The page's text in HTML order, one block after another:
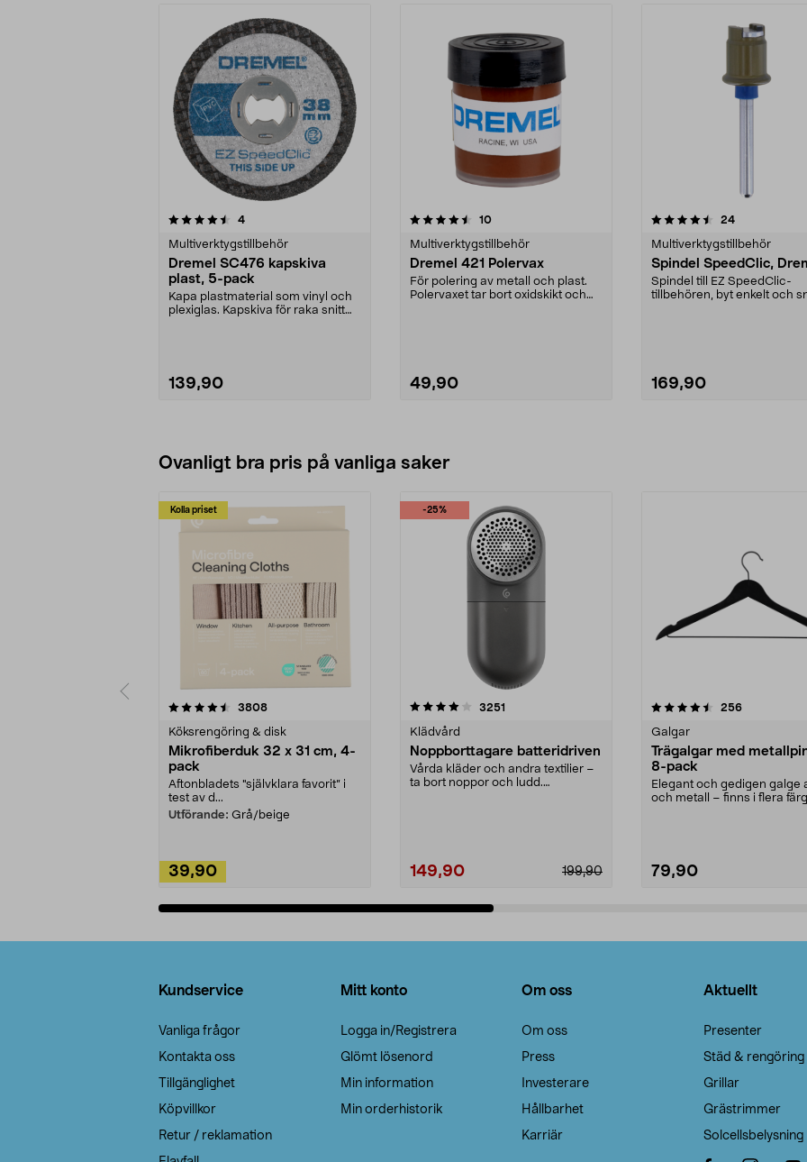
4recensioner
Multiverktygstillbehör
Dremel SC476 kapskiva
plast, 5-pack
Kapa plastmaterial som vinyl och
plexiglas. Kapskiva för raka snitt
139,90
4.5av 5 stjärnor 10recensioner
Multiverktygstillbehör
Dremel 421 Polervax
För polering av metall och plast.
Polervaxet tar bort oxidskikt och
49,90
4.5av 5 stjärnor 24recensioner
Multiverktygstillbehör
Spindel SpeedClic,
Spindel till EZ SpeedClic-
tillbehören, byt enkelt och
169,90
Ovanligt bra pris på vanliga saker
Kolla priset
3808recensioner
Köksrengöring & disk
Mikrofiberduk 32 x 31 cm, 4-
pack
Aftonbladets "självklara favorit” i
test av d...
Utförande: Grå/beige
39,90
-25%
4.0av 5 stjärnor 3251
Klädvård
Noppborttagare batteridriven
Vårda kläder och andra textilier –
ta bort noppor och ludd.
199,90
149,90
4.5av 5 stjärnor 256recensioner
Galgar
Trägalgar med
8-pack
Elegant och gedigen galge
och metall – finns i flera
79,90
4.0av 5 stjärnor
Kundservice
Vanliga frågor
Kontakta oss
Tillgänglighet
Köpvillkor
Retur / reklamation
Mitt konto
Logga in/Registrera
Glömt lösenord
Min information
Min orderhistorik
Om oss
Om oss
Press
Investerare
Hållbarhet
Karriär
Aktuellt
Presenter
Städ & rengöring
Grillar
Grästrimmer
Solcellsbelysning